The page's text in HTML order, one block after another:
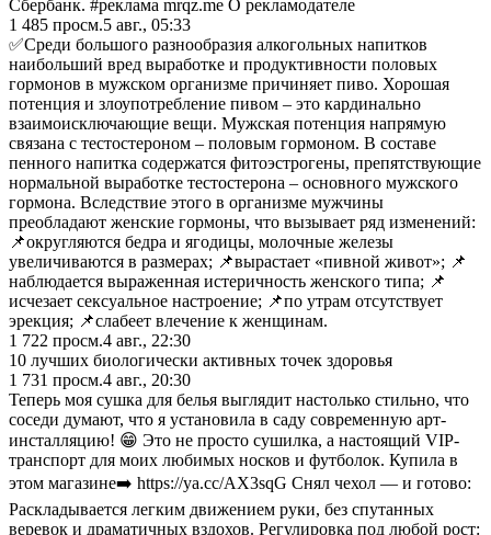
Сбербанк. #реклама mrqz.me О рекламодателе
1 485 просм.5 авг., 05:33
✅Среди большого разнообразия алкогольных напитков
наибольший вред выработке и продуктивности половых
гормонов в мужском организме причиняет пиво. Хорошая
потенция и злоупотребление пивом – это кардинально
взаимоисключающие вещи. Мужская потенция напрямую
связана с тестостероном – половым гормоном. В составе
пенного напитка содержатся фитоэстрогены, препятствующие
нормальной выработке тестостерона – основного мужского
гормона. Вследствие этого в организме мужчины
преобладают женские гормоны, что вызывает ряд изменений:
📌округляются бедра и ягодицы, молочные железы
увеличиваются в размерах; 📌вырастает «пивной живот»; 📌
наблюдается выраженная истеричность женского типа; 📌
исчезает сексуальное настроение; 📌по утрам отсутствует
эрекция; 📌слабеет влечение к женщинам.
1 722 просм.4 авг., 22:30
10 лучших биологически активных точек здоровья
1 731 просм.4 авг., 20:30
Теперь моя сушка для белья выглядит настолько стильно, что
соседи думают, что я установила в саду современную арт-
инсталляцию! 😁 Это не просто сушилка, а настоящий VIP-
транспорт для моих любимых носков и футболок. Купила в
этом магазине➡️ https://ya.cc/AX3sqG Снял чехол — и готово:
Раскладывается легким движением руки, без спутанных
веревок и драматичных вздохов. Регулировка под любой рост: